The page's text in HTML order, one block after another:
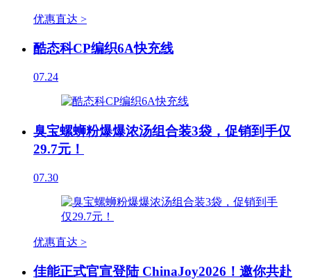
优惠直达 >
酷态科CP编织6A快充线
07.24
臭宝螺蛳粉爆爆浓汤组合装3袋，促销到手仅
29.7元！
07.30
优惠直达 >
佳能正式官宣登陆 ChinaJoy2026！邀你共赴